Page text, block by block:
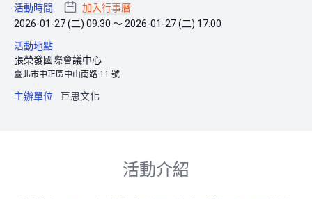
活動時間
加入行事曆
2026-01-27 (二) 09:30 ～ 2026-01-27 (二) 17:00
活動地點
張榮發國際會議中心
臺北市中正區中山南路 11 號
主辦單位 巨思文化
活動介紹